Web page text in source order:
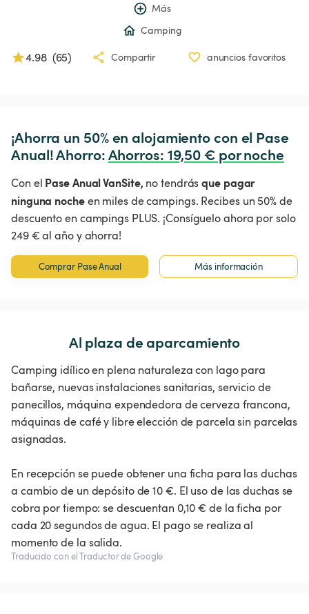
Más
Camping
4.98 (65) Compartir anuncios favoritos
¡Ahorra un 50% en alojamiento con el Pase
Anual! Ahorro: Ahorros: 19,50 € por noche
Con el Pase Anual VanSite, no tendrásque pagar
ninguna nocheen miles de campings. Recibes un 50% de
descuento en campings PLUS. ¡Consíguelo ahora por solo
249 € al año y ahorra!
Comprar Pase Anual Más información
Al plaza de aparcamiento
Camping idílico en plena naturaleza con lago para
bañarse, nuevas instalaciones sanitarias, servicio de
panecillos, máquina expendedora de cerveza francona,
máquinas de café y libre elección de parcela sin parcelas
asignadas.
En recepción se puede obtener una ficha para las duchas
a cambio de un depósito de 10 €. El uso de las duchas se
cobra por tiempo: se descuentan 0,10 € de la ficha por
cada 20 segundos de agua. El pago se realiza al
momento de la salida.
Traducido con el Traductor de Google